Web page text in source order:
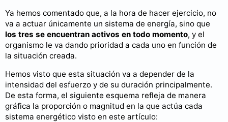
Ya hemos comentado que, a la hora de hacer ejercicio, no
va a actuar únicamente un sistema de energía, sino que
los tres se encuentran activos en todo momento, y el
organismo le va dando prioridad a cada uno en función de
la situación creada.
Hemos visto que esta situación va a depender de la
intensidad del esfuerzo y de su duración principalmente.
De esta forma, el siguiente esquema refleja de manera
gráfica la proporción o magnitud en la que actúa cada
sistema energético visto en este artículo: